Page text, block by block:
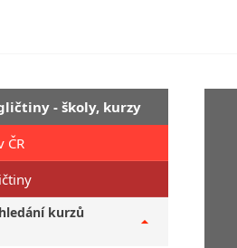
- školy, kurzy
ČR
kurzů